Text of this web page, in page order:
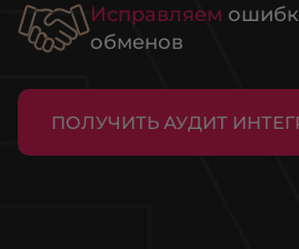
Исправляем
обменов
ПОЛУЧИТЬ АУДИТ